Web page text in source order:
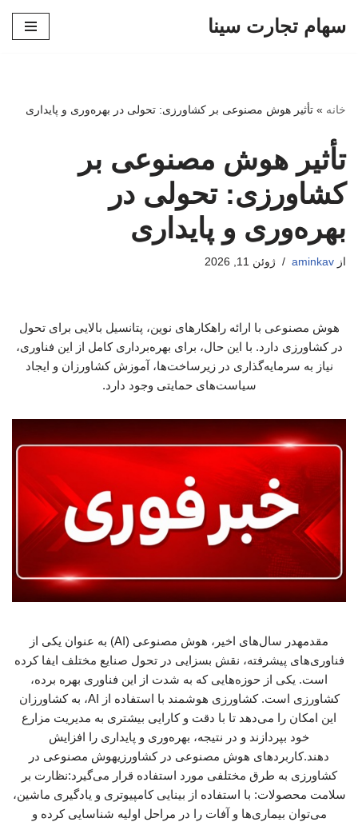
سهام تجارت سینا
خانه » تأثیر هوش مصنوعی بر کشاورزی: تحولی در بهره‌وری و پایداری
تأثیر هوش مصنوعی بر
کشاورزی: تحولی در
بهره‌وری و پایداری
از aminkav ژوئن 11, 2026
هوش مصنوعی با ارائه راهکارهای نوین، پتانسیل بالایی برای تحول
در کشاورزی دارد. با این حال، برای بهره‌برداری کامل از این فناوری،
نیاز به سرمایه‌گذاری در زیرساخت‌ها، آموزش کشاورزان و ایجاد
سیاست‌های حمایتی وجود دارد.
مقدمهدر سال‌های اخیر، هوش مصنوعی (AI) به عنوان یکی از
فناوری‌های پیشرفته، نقش بسزایی در تحول صنایع مختلف ایفا کرده
است. یکی از حوزه‌هایی که به شدت از این فناوری بهره برده،
کشاورزی است. کشاورزی هوشمند با استفاده از AI، به کشاورزان
این امکان را می‌دهد تا با دقت و کارایی بیشتری به مدیریت مزارع
خود بپردازند و در نتیجه، بهره‌وری و پایداری را افزایش
دهند.کاربردهای هوش مصنوعی در کشاورزیهوش مصنوعی در
کشاورزی به طرق مختلفی مورد استفاده قرار می‌گیرد:نظارت بر
سلامت محصولات: با استفاده از بینایی کامپیوتری و یادگیری ماشین،
می‌توان بیماری‌ها و آفات را در مراحل اولیه شناسایی کرده و